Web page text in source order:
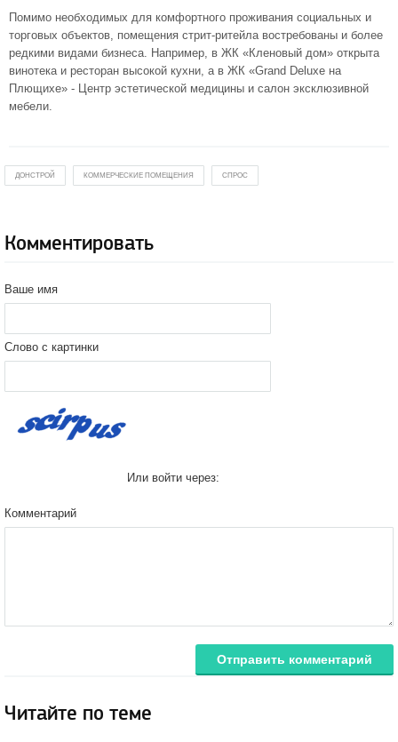
Помимо необходимых для комфортного проживания социальных и
торговых объектов, помещения стрит-ритейла востребованы и более
редкими видами бизнеса. Например, в ЖК «Кленовый дом» открыта
винотека и ресторан высокой кухни, а в ЖК «Grand Deluxe на
Плющихе» - Центр эстетической медицины и салон эксклюзивной
мебели.
ДОНСТРОЙ КОММЕРЧЕСКИЕ ПОМЕЩЕНИЯ СПРОС
Комментировать
Ваше имя
Слово с картинки
Или войти через:
Комментарий
Отправить комментарий
Читайте по теме